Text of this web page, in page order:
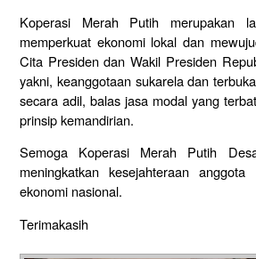
Koperasi Merah Putih merupakan
memperkuat ekonomi lokal dan
Cita Presiden dan Wakil Presiden
yakni, keanggotaan sukarela dan
secara adil, balas jasa modal yang
prinsip kemandirian.
Semoga Koperasi Merah Putih
meningkatkan kesejahteraan
ekonomi nasional.
Terimakasih